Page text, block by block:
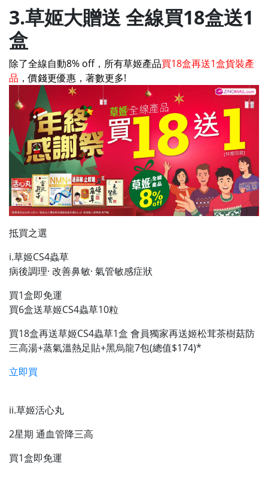
3.草姬大贈送 全線買18盒送1
盒
除了全線自動8% off，所有草姬產品買18盒再送1盒貨裝產
品 ，價錢更優惠，著數更多!
抵買之選
i.草姬CS4蟲草
病後調理· 改善鼻敏· 氣管敏感症狀
買1盒即免運
買6盒送草姬CS4蟲草10粒
買18盒再送草姬CS4蟲草1盒 會員獨家再送姬松茸茶樹菇防
三高湯+蒸氣溫熱足貼+黑烏龍7包(總值$174)*
立即買
ii.草姬活心丸
2星期 通血管降三高
買1盒即免運